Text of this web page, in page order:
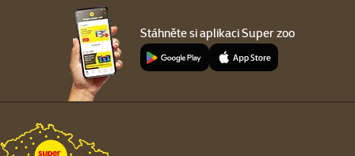
Stáhněte si aplikaci Super zoo